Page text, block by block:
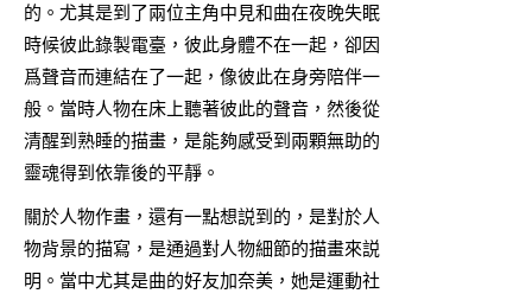
的。尤其是到了兩位主角中見和曲在夜晚失眠
時候彼此錄製電臺，彼此身體不在一起，卻因
爲聲音而連結在了一起，像彼此在身旁陪伴一
般。當時人物在床上聽著彼此的聲音，然後從
清醒到熟睡的描畫，是能夠感受到兩顆無助的
靈魂得到依靠後的平靜。
關於人物作畫，還有一點想説到的，是對於人
物背景的描寫，是通過對人物細節的描畫來説
明。當中尤其是曲的好友加奈美，她是運動社